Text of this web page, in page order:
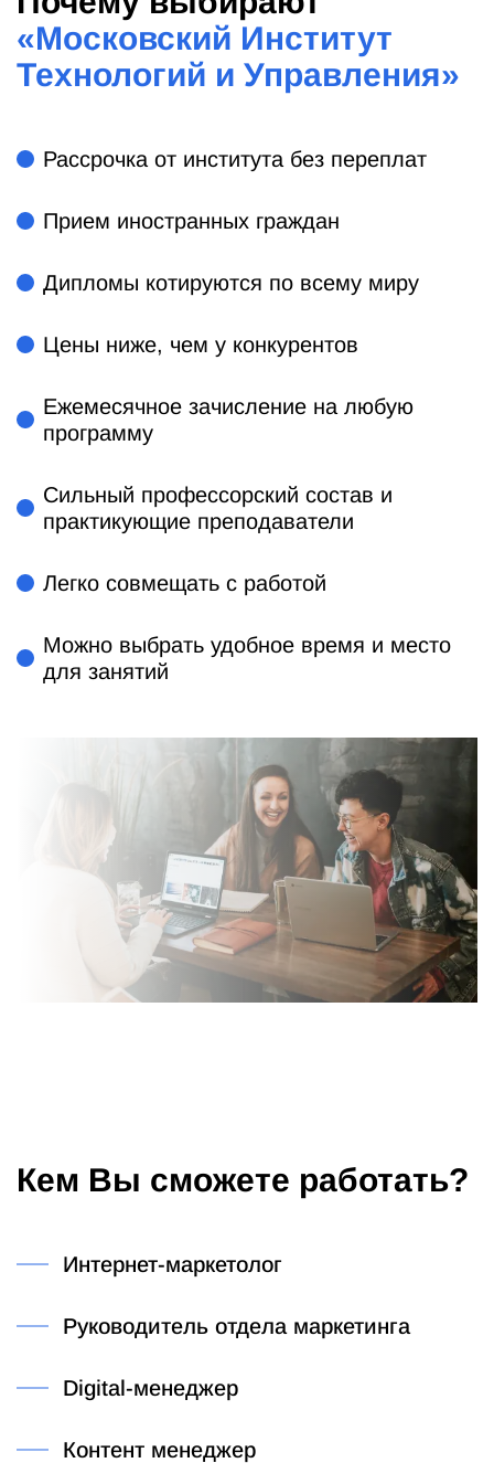
«Московский Институт
Технологий и Управления»
Рассрочка от института без переплат
Прием иностранных граждан
Дипломы котируются по всему миру
Цены ниже, чем у конкурентов
Ежемесячное зачисление на любую
программу
Сильный профессорский состав и
практикующие преподаватели
Легко совмещать с работой
Можно выбрать удобное время и место
для занятий
Кем Вы сможете работать?
Интернет-маркетолог
Руководитель отдела маркетинга
Digital-менеджер
Контент менеджер